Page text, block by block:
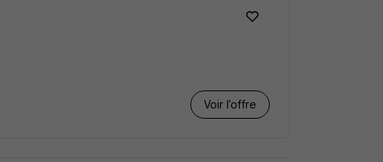
Voir l’offre